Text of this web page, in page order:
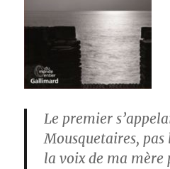
Le premier
Mousquetaires,
la voix de ma mère